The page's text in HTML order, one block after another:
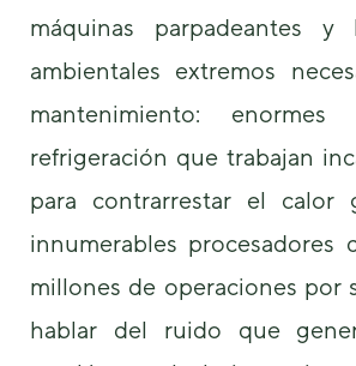
máquinas parpadeantes y
ambientales extremos
mantenimiento: enormes
refrigeración que trabajan
para contrarrestar el calor
innumerables procesadores
millones de operaciones por
hablar del ruido que